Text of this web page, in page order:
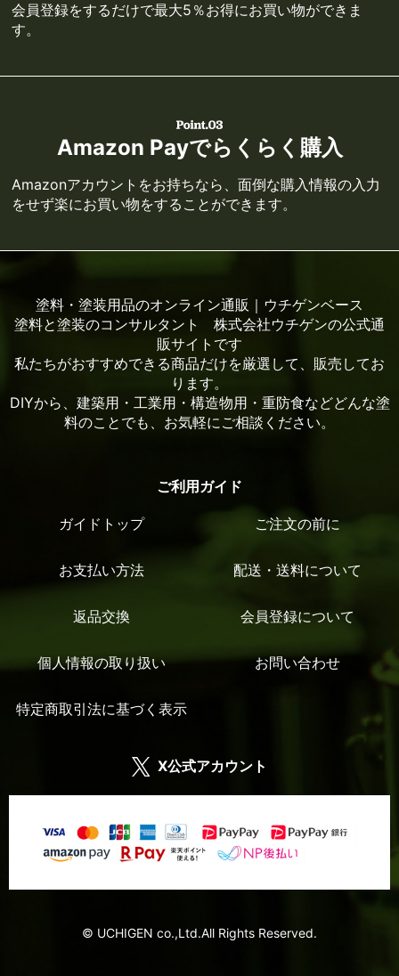
会員登録をするだけで最大5％お得にお買い物ができま
す。
Amazon Payでらくらく購入
Amazonアカウントをお持ちなら、面倒な購入情報の入力
をせず楽にお買い物をすることができます。
塗料・塗装用品のオンライン通販｜ウチゲンベース
塗料と塗装のコンサルタント 株式会社ウチゲンの公式通
販サイトです
私たちがおすすめできる商品だけを厳選して、販売してお
ります。
DIYから、建築用・工業用・構造物用・重防食などどんな塗
料のことでも、お気軽にご相談ください。
ご利用ガイド
ガイドトップ ご注文の前に
お支払い方法 配送・送料について
返品交換 会員登録について
個人情報の取り扱い お問い合わせ
特定商取引法に基づく表示
X公式アカウント
© UCHIGEN co.,Ltd.All Rights Reserved.